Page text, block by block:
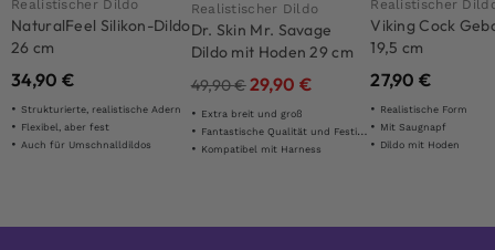
Realistischer Dildo
NaturalFeel Silikon-Dildo
26 cm
34,90 €
Strukturierte, realistische Adern
Flexibel, aber fest
Auch für Umschnalldildos
Realistischer Dildo
Dr. Skin Mr. Savage
Dildo mit Hoden 29 cm
49,90€29,90 €
Extra breit und groß
Fantastische Qualität und Festigkeit
Kompatibel mit Harness
Realistischer
Viking Cock
19,5 cm
27,90€
Realistische Form
Mit Saugnapf
Dildo mit Hoden